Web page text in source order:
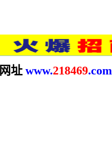
址 www.218469.com